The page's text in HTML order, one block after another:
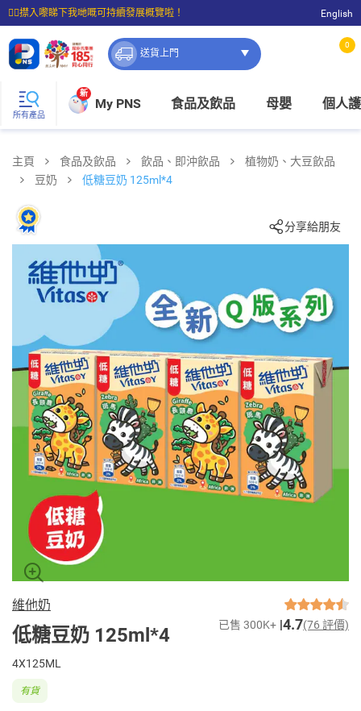
☝🏼㩒入嚟睇下我哋嘅可持續發展概覽啦！
⭐購物滿$399即享免費送貨；滿$100即可免費店取。
English
送貨上門
0
所有產品
新
My PNS 食品及飲品 母嬰 個人
主頁 食品及飲品 飲品、即沖飲品
植物奶、大豆飲品
豆奶
低糖豆奶 125ml*4
分享給朋友
維他奶
低糖豆奶 125ml*4 已售 300K+ 4.7(76 評價)
4X125ML
有貨